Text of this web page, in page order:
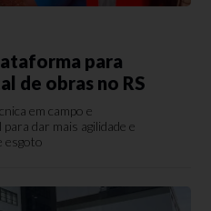
para
de obras no RS
em campo e
dar mais agilidade e
esgoto